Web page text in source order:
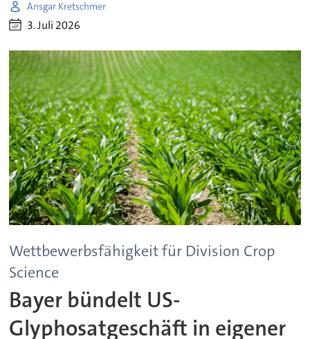
Ansgar Kretschmer
3. Juli 2026
Wettbewerbsfähigkeit für Division Crop
Science
Bayer bündelt US-
Glyphosatgeschäft in eigener